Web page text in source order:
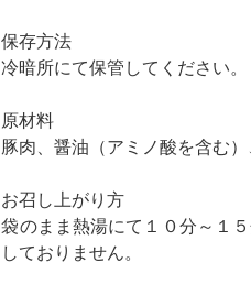
保存方法
冷暗所にて保管してください。
原材料
豚肉、醤油（アミノ酸を含む
お召し上がり方
袋のまま熱湯にて１０分～１
しておりません。